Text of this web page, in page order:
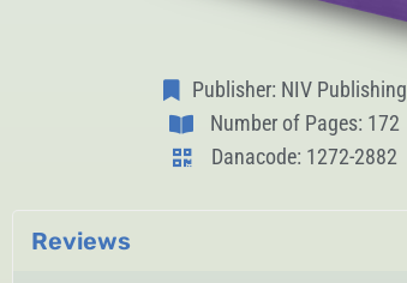
Publisher: NIV Publishing
Number of Pages: 172
Danacode: 1272-2882
Reviews